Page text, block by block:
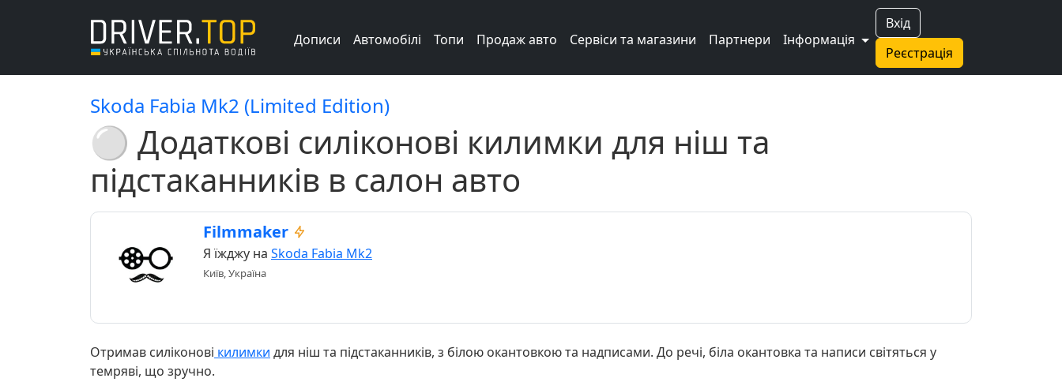
Вхід
Реєстрація
Дописи Автомобілі Топи Продаж авто Сервіси та магазини Партнери Інформація
Skoda Fabia Mk2 (Limited Edition)
⚪️ Додаткові силіконові килимки для ніш та
підстаканників в салон авто
Filmmaker
Я їжджу на Skoda Fabia Mk2
Київ, Україна
Отримав силіконові килимки для ніш та підстаканників, з білою окантовкою та надписами. До речі, біла окантовка та написи світяться у
темряві, що зручно.